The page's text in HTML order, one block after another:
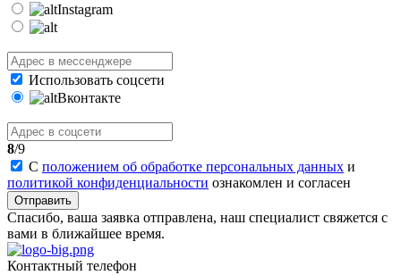
Instagram
Использовать соцсети
Вконтакте
8/9
С положением об обработке персональных данных и
политикой конфиденциальности ознакомлен и согласен
Отправить
Спасибо, ваша заявка отправлена, наш специалист свяжется с
вами в ближайшее время.
Контактный телефон